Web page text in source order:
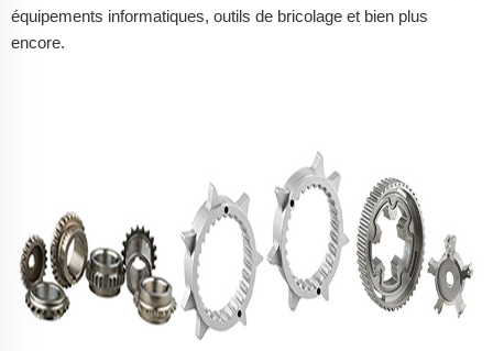
équipements informatiques, outils de bricolage et bien plus
encore.